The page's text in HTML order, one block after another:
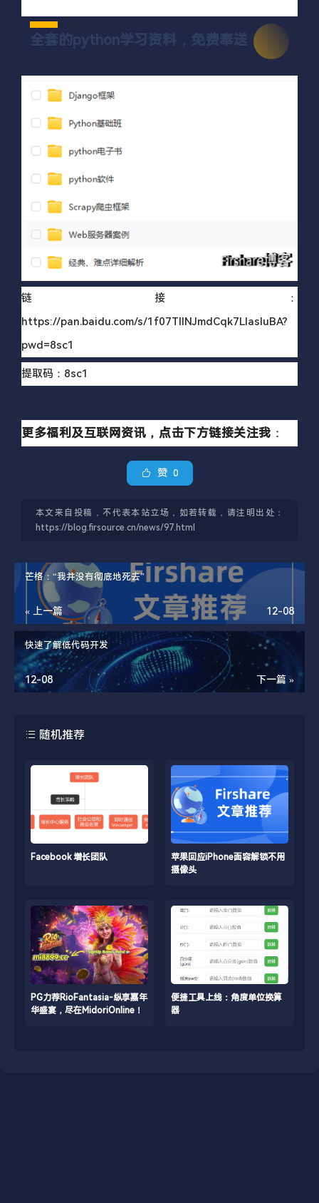
全套的python学习资料，免费奉送
链接：
https://pan.baidu.com/s/1f07TllNJmdCqk7LIasluBA?
pwd=8sc1
提取码：8sc1
更多福利及互联网资讯，点击下方链接关注我 ：
赞 0
本文来自投稿，不代表本站立场，如若转载，请注明出处：
https://blog.firsource.cn/news/97.html
芒格：“我并没有彻底地死去”
« 上一篇 12-08
快速了解低代码开发
下一篇 »
12-08
随机推荐
Facebook 增长团队
苹果回应iPhone面容解锁不用
摄像头
PG力荐RioFantasia-纵享嘉年
华盛宴，尽在MidoriOnline！
便捷工具上线：角度单位换算
器